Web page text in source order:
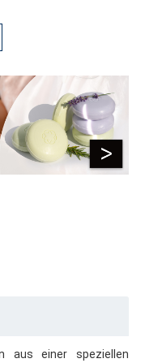
aus einer speziellen